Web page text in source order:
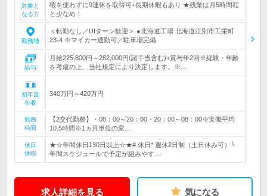
対象と
なる方
暇を使わずに9連休を取得可+長期休暇もあり ★残業は月5時間程
と少なめ！
勤務地
＜転勤なし／UIターン歓迎＞ ●北海道工場 北海道江別市工栄町
23-4 ※マイカー通勤可／駐車場完備
給与
月給225,800円～282,000円(諸手当含む)+賞与年2回※経験・年齢
を考慮の上、当社規定により決定します。※…
初年度
年収
340万円～420万円
勤務
時間
【2交代勤務】・08：00～20：00・20：00～08：00※実働平均
10.5時間※1ヵ月単位の変…
休日
休暇
★☆年間休日130日以上☆★# 休日* 週休2日制（土日休み可）└
年間スケジュールで予定が組みやす…
求人詳細を見る 気になる